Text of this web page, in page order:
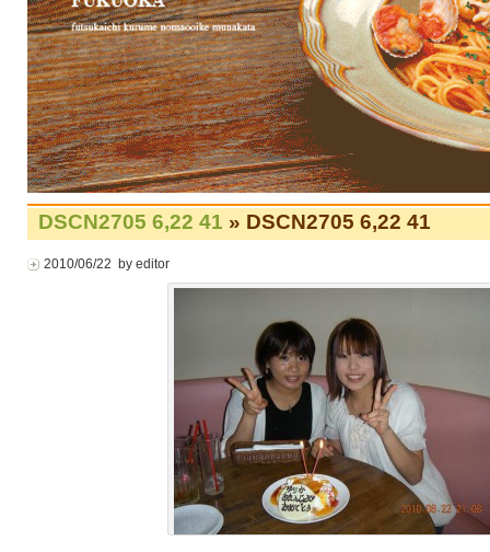
DSCN2705 6,22 41 » DSCN2705 6,22 41
2010/06/22 by editor